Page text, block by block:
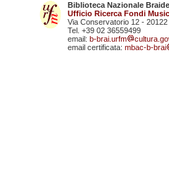
Biblioteca Nazionale
Ufficio Ricerca Fondi
Via Conservatorio 12 - 20122
Tel. +39 02 36559499
email: b-brai.urfm
email certificata: mbac-b-brai